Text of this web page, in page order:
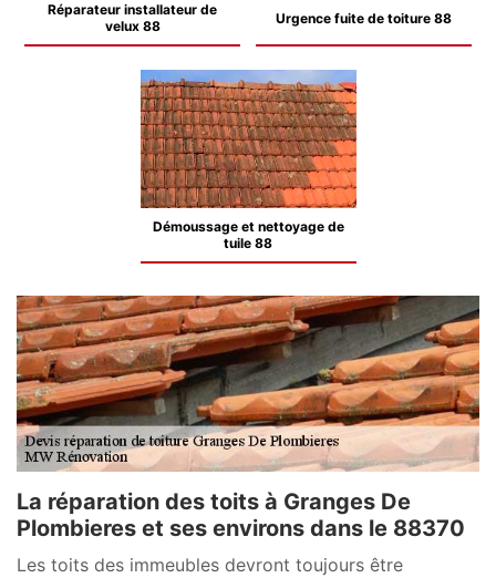
Réparateur installateur de
velux 88
Urgence fuite de toiture 88
Démoussage et nettoyage de
tuile 88
La réparation des toits à Granges De
Plombieres et ses environs dans le 88370
Les toits des immeubles devront toujours être